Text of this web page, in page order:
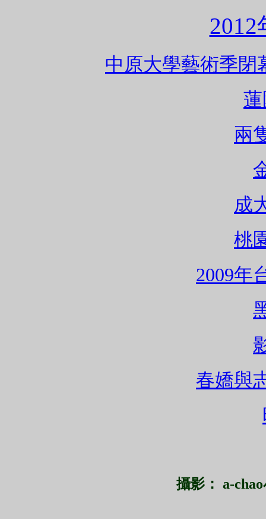
2012
中原大學藝術季閉
兩
成
桃
2009年
春嬌與
攝影： a-